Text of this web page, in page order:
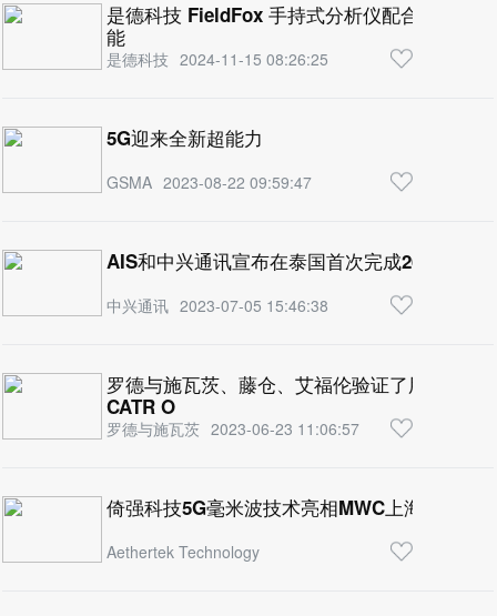
是德科技 FieldFox 手持式分析仪配合 VDI 扩
能
是德科技 2024-11-15 08:26:25
5G迎来全新超能力
GSMA 2023-08-22 09:59:47
AIS和中兴通讯宣布在泰国首次完成26GHz的
中兴通讯 2023-07-05 15:46:38
罗德与施瓦茨、藤仓、艾福伦验证了用于5G
CATR O
罗德与施瓦茨 2023-06-23 11:06:57
倚强科技5G毫米波技术亮相MWC上海 掀起技
Aethertek Technology